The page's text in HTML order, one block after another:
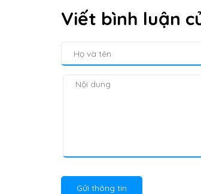
Viết bình luận
Gửi thông tin